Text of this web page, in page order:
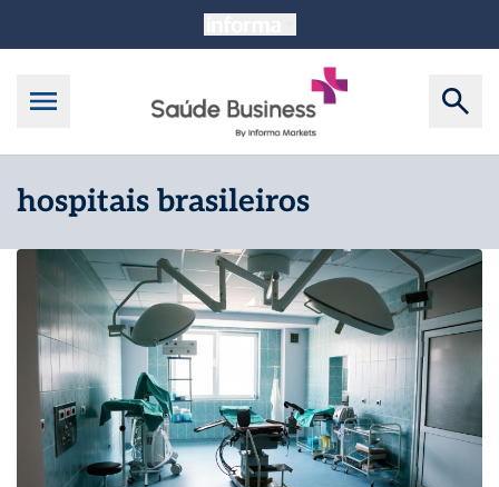
hospitais brasileiros